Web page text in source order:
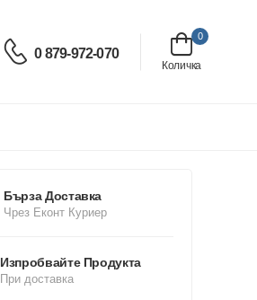
0 879-972-070
0
Количка
Бърза Доставка
Чрез Еконт Куриер
Изпробвайте Продукта
При доставка